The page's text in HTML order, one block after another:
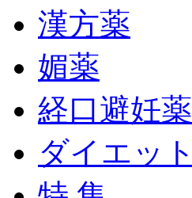
漢方薬
媚薬
経口避妊薬
ダイエット